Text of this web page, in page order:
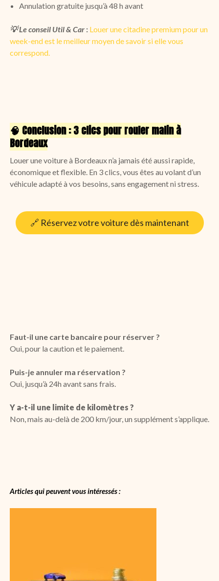
Annulation gratuite jusqu’à 48 h avant
💡 Le conseil Util & Car : Louer une citadine premium pour un
week-end est le meilleur moyen de savoir si elle vous
correspond.
🧠 Conclusion : 3 clics pour rouler malin à
Bordeaux
Louer une voiture à Bordeaux n’a jamais été aussi rapide,
économique et flexible. En 3 clics, vous êtes au volant d’un
véhicule adapté à vos besoins, sans engagement ni stress.
🔗 Réservez votre voiture dès maintenant
Faut-il une carte bancaire pour réserver ?
Oui, pour la caution et le paiement.
Puis-je annuler ma réservation ?
Oui, jusqu’à 24h avant sans frais.
Y a-t-il une limite de kilomètres ?
Non, mais au-delà de 200 km/jour, un supplément s’applique.
Articles qui peuvent vous intéressés :